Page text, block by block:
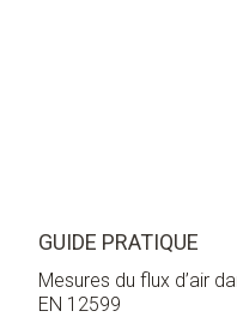
GUIDE PRATIQUE
Mesures du flux d’air
EN 12599